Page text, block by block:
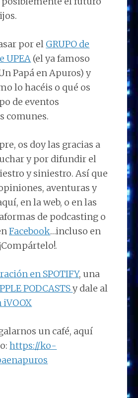
por el GRUPO de
UPEA (el ya famoso
Papá en Apuros) y
lo hacéis o qué os
de eventos
comunes.
os doy las gracias a
y por difundir el
y siniestro. Así que
aventuras y
en la web, o en las
de podcasting o
Facebook…incluso en
en SPOTIFY, una
PODCASTSy dale al
iVOOX
un café, aquí
https://ko-